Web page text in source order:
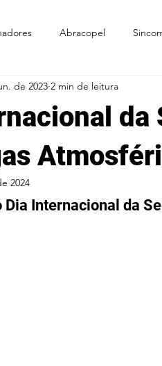
Abracopel
da
de 2023 2 min de leitura
2024
Dia Internacional da